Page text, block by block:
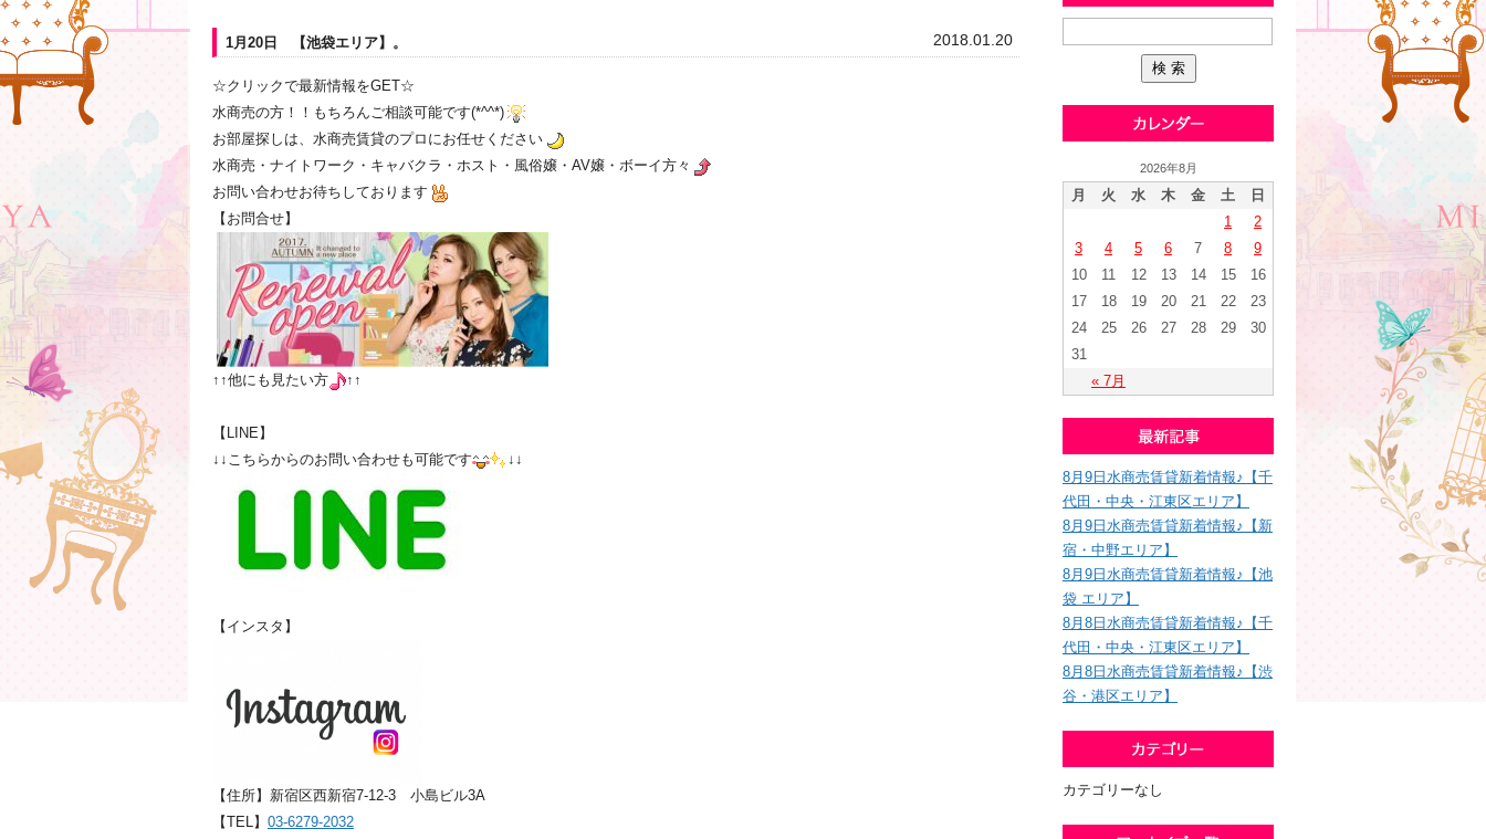
1月20日 【池袋エリア】。 2018.01.20
☆クリックで最新情報をGET☆
水商売の方！！もちろんご相談可能です(*^^*)
お部屋探しは、水商売賃貸のプロにお任せください
水商売・ナイトワーク・キャバクラ・ホスト・風俗嬢・AV嬢・ボーイ方々
お問い合わせお待ちしております
【お問合せ】
↑↑他にも見たい方 ↑↑
【LINE】
↓↓こちらからのお問い合わせも可能です
↓↓
【インスタ】
【住所】新宿区西新宿7-12-3 小島ビル3A
【TEL】 03-6279-2032
2026年8月
月 火 水 木 金 土 日
« 7月
1
2
3
4 5 6 7 8
9
10
11 12 13 14 15
16
17
18 19 20 21 22
23
24
25 26 27 28 29
30
31
8月9日水商売賃貸新着情報♪【千
代田・中央・江東区エリア】
8月9日水商売賃貸新着情報♪【新
宿・中野エリア】
8月9日水商売賃貸新着情報♪【池
袋 エリア】
8月8日水商売賃貸新着情報♪【千
代田・中央・江東区エリア】
8月8日水商売賃貸新着情報♪【渋
谷・港区エリア】
カテゴリーなし